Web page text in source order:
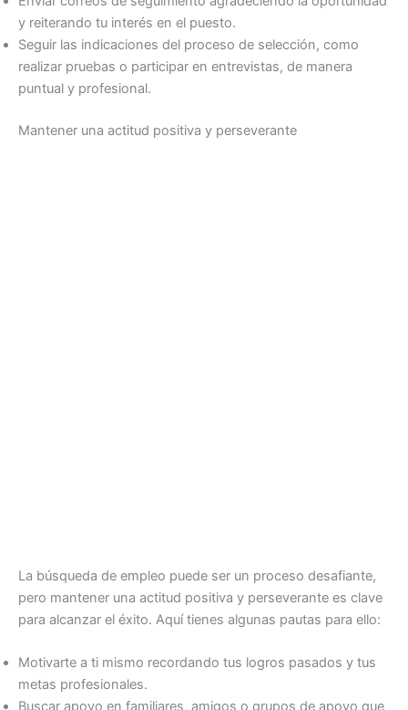
y reiterando tu interés en el puesto.
Seguir las indicaciones del proceso de selección, como
realizar pruebas o participar en entrevistas, de manera
puntual y profesional.
Mantener una actitud positiva y perseverante
La búsqueda de empleo puede ser un proceso desafiante,
pero mantener una actitud positiva y perseverante es clave
para alcanzar el éxito. Aquí tienes algunas pautas para ello:
Motivarte a ti mismo recordando tus logros pasados y tus
metas profesionales.
Buscar apoyo en familiares, amigos o grupos de apoyo que